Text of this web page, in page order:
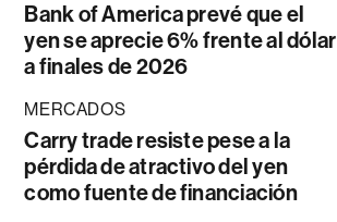
Bank of America prevé que el
yen se aprecie 6% frente al dólar
a finales de 2026
MERCADOS
Carry trade resiste pese a la
pérdida de atractivo del yen
como fuente de financiación